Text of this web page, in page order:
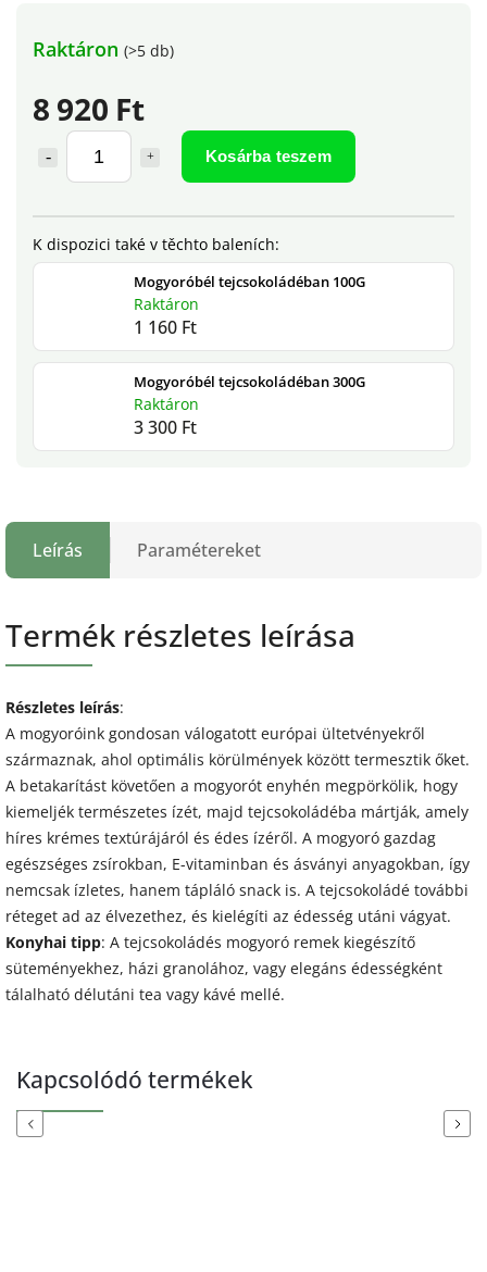
8 920 Ft
Kosárba teszem
Mogyoróbél tejcsokoládéban 100G
Raktáron
1 160 Ft
Mogyoróbél tejcsokoládéban 300G
Raktáron
3 300 Ft
Raktáron (>5 db)
Leírás Paramétereket
Termék részletes leírása
Részletes leírás:
A mogyoróink gondosan válogatott európai ültetvényekről
származnak, ahol optimális körülmények között termesztik őket.
A betakarítást követően a mogyorót enyhén megpörkölik, hogy
kiemeljék természetes ízét, majd tejcsokoládéba mártják, amely
híres krémes textúrájáról és édes ízéről. A mogyoró gazdag
egészséges zsírokban, E-vitaminban és ásványi anyagokban, így
nemcsak ízletes, hanem tápláló snack is. A tejcsokoládé további
réteget ad az élvezethez, és kielégíti az édesség utáni vágyat.
Konyhai tipp: A tejcsokoládés mogyoró remek kiegészítő
süteményekhez, házi granolához, vagy elegáns édességként
tálalható délutáni tea vagy kávé mellé.
Kapcsolódó termékek
Previous Next